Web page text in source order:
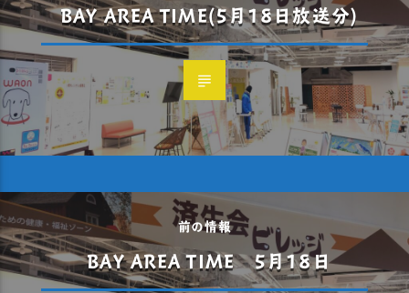
BAY AREA TIME(5月18日放送分)
前の情報
BAY AREA TIME 5月18日